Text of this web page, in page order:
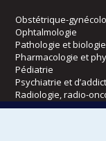
Obstétrique-
Ophtalmologie
Pathologie et
Pharmacologie et
Pédiatrie
Psychiatrie et
Radiologie, radio-